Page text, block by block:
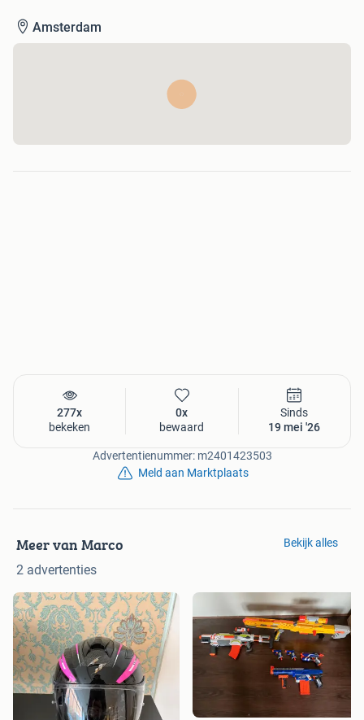
Amsterdam
277x
bekeken
0x
bewaard
Sinds
19 mei '26
Advertentienummer: m2401423503
Meld aan Marktplaats
Meer van Marco
2 advertenties
Bekijk alles